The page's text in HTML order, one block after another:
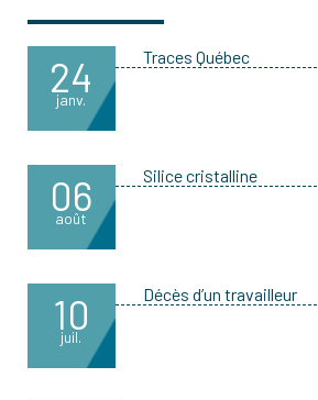
24
janv.
Traces Québec
06
août
Silice cristalline
10
juil.
Décès d’un travailleur